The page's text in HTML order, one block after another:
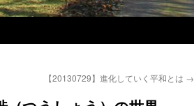
【20130729】進化していく平和とは →